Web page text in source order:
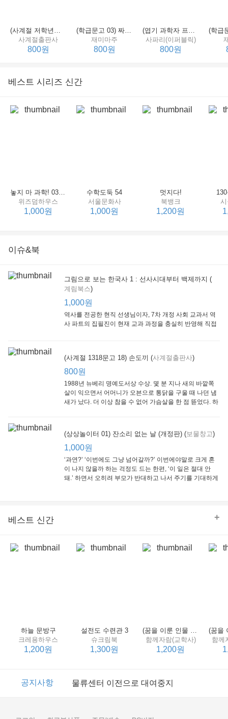
(사계절 저학년문고 21) 선생님은 모르는 게 너무 많아
사계절출판사
800원
(학급문고 03) 짜장 짬뽕 탕수육
재미마주
800원
(엽기 과학자 프래니 01) 도시락 괴물이 나타났다
사파리(이퍼블릭)
800원
Little, Brown
1,000원
큰솔(토토북)
동아일보사
베스트 시리즈 신간
놓지 마 과학! 03 : 정신이 공룡에 정신 놓다
위즈덤하우스
1,000원
수학도둑 54
서울문화사
1,000원
멋지다!
북뱅크
1,200원
이슈&북
그림으로 보는 한국사 1 : 선사시대부터 백제까지 (
계림북스)
1,000원
역사를 전공한 현직 선생님이자, 7차 개정 사회 교과서 역
사 파트의 집필진이 현재 교과 과정을 충실히 반영해 직접
(사계절 1318문고 18) 손도끼 (사계절출판사)
800원
1988년 뉴베리 명예도서상 수상. 몇 분 지나 새의 바깥쪽
살이 익으면서 어머니가 오븐으로 통닭을 구울 때 나던 냄
새가 났다. 더 이상 참을 수 없어 가슴살을 한 점 뜯었다. 하
(상상놀이터 01) 잔소리 없는 날 (개정판) (보물창고)
1,000원
‘과연?’ ‘이번에도 그냥 넘어갈까?’ 이번에야말로 크게 혼
이 나지 않을까 하는 걱정도 드는 한편, ‘이 일은 절대 안
돼.’ 하면서 오히려 부모가 반대하고 나서 주기를 기대하게
베스트 신간 +
하늘 문방구
크레용하우스
1,200원
설전도 수련관 3
슈크림북
1,300원
(꿈을 이룬 인물 탐구 2) 제인 구달
함께자람(교학사)
1,200원
함께
이벤트 2017년 리브피아 여름방학 참고서 이벤트
공지사항 물류센터 이전으로 대여중지